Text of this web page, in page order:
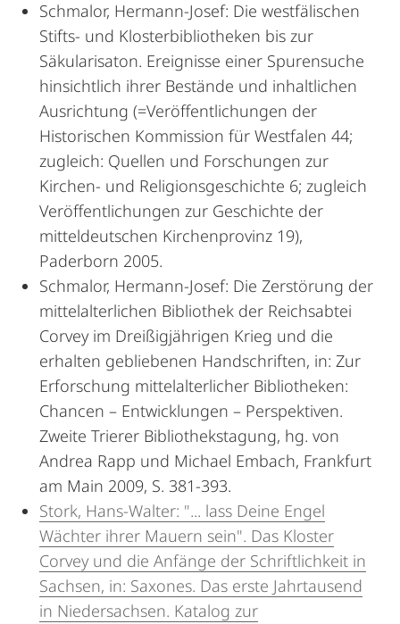
Schmalor, Hermann-Josef: Die westfälischen
Stifts- und Klosterbibliotheken bis zur
Säkularisaton. Ereignisse einer Spurensuche
hinsichtlich ihrer Bestände und inhaltlichen
Ausrichtung (=Veröffentlichungen der
Historischen Kommission für Westfalen 44;
zugleich: Quellen und Forschungen zur
Kirchen- und Religionsgeschichte 6; zugleich
Veröffentlichungen zur Geschichte der
mitteldeutschen Kirchenprovinz 19),
Paderborn 2005.
Schmalor, Hermann-Josef: Die Zerstörung der
mittelalterlichen Bibliothek der Reichsabtei
Corvey im Dreißigjährigen Krieg und die
erhalten gebliebenen Handschriften, in: Zur
Erforschung mittelalterlicher Bibliotheken:
Chancen – Entwicklungen – Perspektiven.
Zweite Trierer Bibliothekstagung, hg. von
Andrea Rapp und Michael Embach, Frankfurt
am Main 2009, S. 381-393.
Stork, Hans-Walter: "... lass Deine Engel
Wächter ihrer Mauern sein". Das Kloster
Corvey und die Anfänge der Schriftlichkeit in
Sachsen, in: Saxones. Das erste Jahrtausend
in Niedersachsen. Katalog zur